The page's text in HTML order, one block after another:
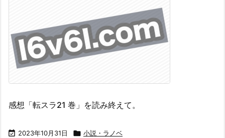
感想「転スラ21 巻」を読み終えて。
 2023年10月31日  小説・ラノベ